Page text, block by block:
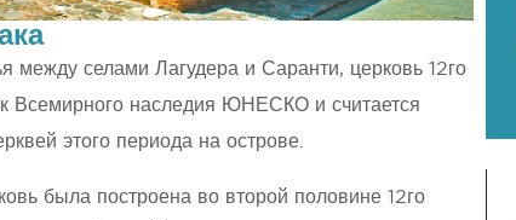
между селами Лагудера и Саранти, церковь 12го
Всемирного наследия ЮНЕСКО и считается
этого периода на острове.
была построена во второй половине 12го